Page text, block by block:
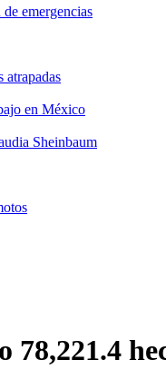
emergencias
atrapadas
en México
Sheinbaum